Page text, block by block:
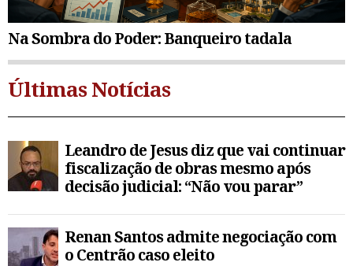
Na Sombra do Poder: Banqueiro tadala
Últimas Notícias
Leandro de Jesus diz que vai continuar
fiscalização de obras mesmo após
decisão judicial: “Não vou parar”
Renan Santos admite negociação com
o Centrão caso eleito